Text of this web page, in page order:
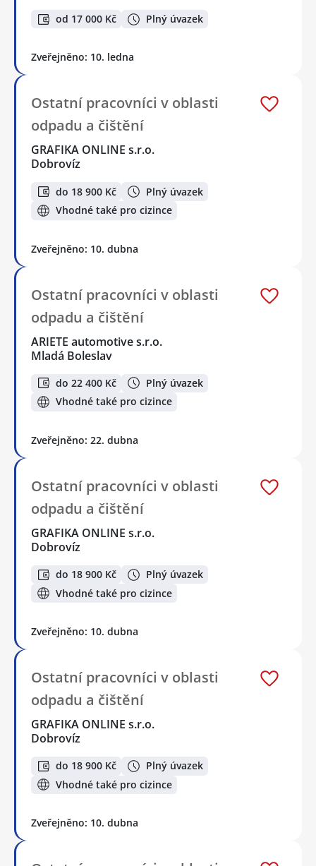
od 17 000 Kč Plný úvazek
Zveřejněno: 10. ledna
Ostatní pracovníci v oblasti
odpadu a čištění
GRAFIKA ONLINE s.r.o.
Dobrovíz
do 18 900 Kč
Plný úvazek
Vhodné také pro cizince
Zveřejněno: 10. dubna
Ostatní pracovníci v oblasti
odpadu a čištění
ARIETE automotive s.r.o.
Mladá Boleslav
do 22 400 Kč
Plný úvazek
Vhodné také pro cizince
Zveřejněno: 22. dubna
Ostatní pracovníci v oblasti
odpadu a čištění
GRAFIKA ONLINE s.r.o.
Dobrovíz
do 18 900 Kč
Plný úvazek
Vhodné také pro cizince
Zveřejněno: 10. dubna
Ostatní pracovníci v oblasti
odpadu a čištění
GRAFIKA ONLINE s.r.o.
Dobrovíz
do 18 900 Kč
Plný úvazek
Vhodné také pro cizince
Zveřejněno: 10. dubna